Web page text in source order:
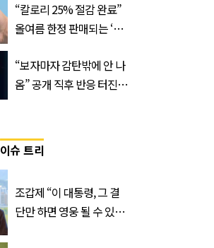
“칼로리 25% 절감 완료”
올여름 한정 판매되는 ‘최
“보자마자 감탄밖에 안 나
옴” 공개 직후 반응 터진
이슈 트리
조갑제 “이 대통령, 그 결
단만 하면 영웅 될 수 있